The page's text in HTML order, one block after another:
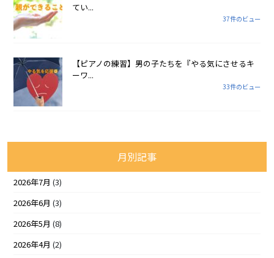
てい...
37件のビュー
【ピアノの練習】男の子たちを『やる気にさせるキ
ーワ...
33件のビュー
月別記事
2026年7月 (3)
2026年6月 (3)
2026年5月 (8)
2026年4月 (2)